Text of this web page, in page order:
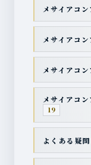
メサイアコ
メサイアコ
メサイアコ
メサイアコ
19
よくある疑問